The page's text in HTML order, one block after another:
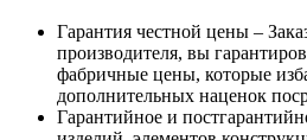
Гарантия честной цены –
производителя, вы
фабричные цены, которые
дополнительных наценок
Гарантийное и